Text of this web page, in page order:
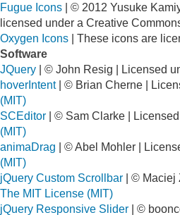
Fugue Icons | © 2012 Yusuke
licensed under a Creative
Oxygen Icons | These icons are
Software
JQuery | © John Resig | Licensed
hoverIntent| © Brian Cherne |
(MIT)
SCEditor | © Sam Clarke |
(MIT)
animaDrag | © Abel Mohler |
(MIT)
jQuery Custom Scrollbar | © Maciej
The MIT License (MIT)
jQuery Responsive Slider | ©